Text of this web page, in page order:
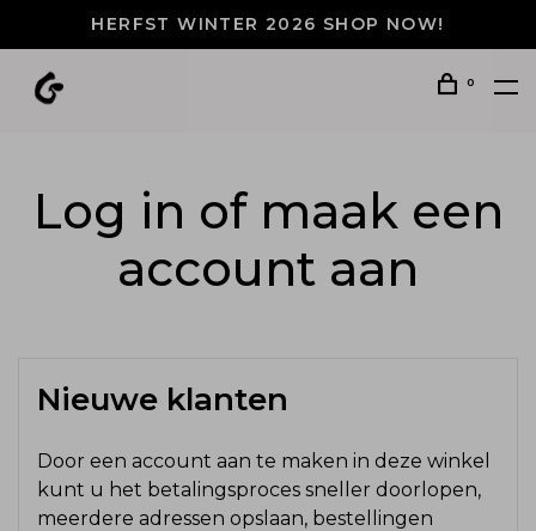
HERFST WINTER 2026 SHOP NOW!
0
Log in of maak een
account aan
Nieuwe klanten
Door een account aan te maken in deze winkel
kunt u het betalingsproces sneller doorlopen,
meerdere adressen opslaan, bestellingen